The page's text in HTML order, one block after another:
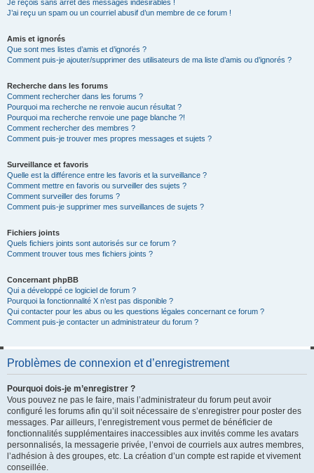
Je reçois sans arrêt des messages indésirables !
J’ai reçu un spam ou un courriel abusif d’un membre de ce forum !
Amis et ignorés
Que sont mes listes d’amis et d’ignorés ?
Comment puis-je ajouter/supprimer des utilisateurs de ma liste d’amis ou d’ignorés ?
Recherche dans les forums
Comment rechercher dans les forums ?
Pourquoi ma recherche ne renvoie aucun résultat ?
Pourquoi ma recherche renvoie une page blanche ?!
Comment rechercher des membres ?
Comment puis-je trouver mes propres messages et sujets ?
Surveillance et favoris
Quelle est la différence entre les favoris et la surveillance ?
Comment mettre en favoris ou surveiller des sujets ?
Comment surveiller des forums ?
Comment puis-je supprimer mes surveillances de sujets ?
Fichiers joints
Quels fichiers joints sont autorisés sur ce forum ?
Comment trouver tous mes fichiers joints ?
Concernant phpBB
Qui a développé ce logiciel de forum ?
Pourquoi la fonctionnalité X n’est pas disponible ?
Qui contacter pour les abus ou les questions légales concernant ce forum ?
Comment puis-je contacter un administrateur du forum ?
Problèmes de connexion et d’enregistrement
Pourquoi dois-je m’enregistrer ?
Vous pouvez ne pas le faire, mais l’administrateur du forum peut avoir
configuré les forums afin qu’il soit nécessaire de s’enregistrer pour poster des
messages. Par ailleurs, l’enregistrement vous permet de bénéficier de
fonctionnalités supplémentaires inaccessibles aux invités comme les avatars
personnalisés, la messagerie privée, l’envoi de courriels aux autres membres,
l’adhésion à des groupes, etc. La création d’un compte est rapide et vivement
conseillée.